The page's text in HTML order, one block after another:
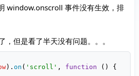
window.onscroll 事件没有生效，排
，但是看了半天没有问题。。。
). on ( 'scroll' , function (